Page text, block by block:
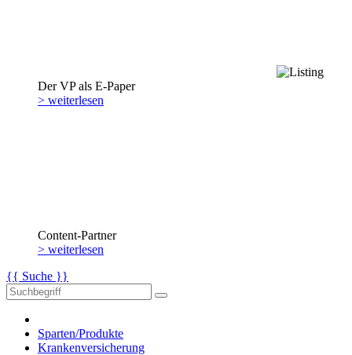
Der VP als E-Paper
> weiterlesen
Content-Partner
> weiterlesen
{{ Suche }}
Sparten/Produkte
Krankenversicherung